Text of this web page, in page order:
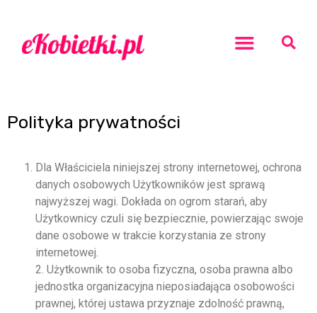
Polityka prywatności
Dla Właściciela niniejszej strony internetowej, ochrona
danych osobowych Użytkowników jest sprawą
najwyższej wagi. Dokłada on ogrom starań, aby
Użytkownicy czuli się bezpiecznie, powierzając swoje
dane osobowe w trakcie korzystania ze strony
internetowej.
2. Użytkownik to osoba fizyczna, osoba prawna albo
jednostka organizacyjna nieposiadająca osobowości
prawnej, której ustawa przyznaje zdolność prawną,